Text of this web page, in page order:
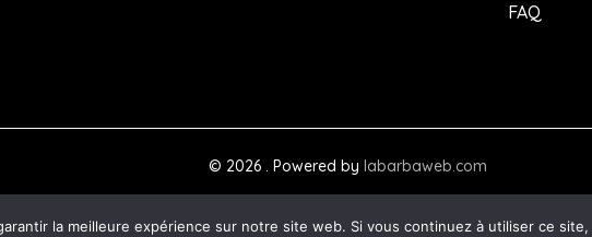
FAQ
© 2026 . Powered by labarbaweb.com
la meilleure expérience sur notre site web. Si vous continuez à utiliser ce